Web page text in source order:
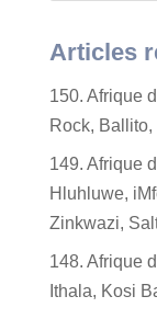
Articles
150. Afrique
Rock, Ballito,
149. Afrique
Hluhluwe,
Zinkwazi,
148. Afrique
Ithala, Kosi